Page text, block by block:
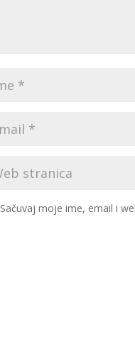
Sačuvaj moje ime, email i